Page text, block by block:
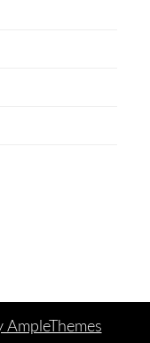
AmpleThemes